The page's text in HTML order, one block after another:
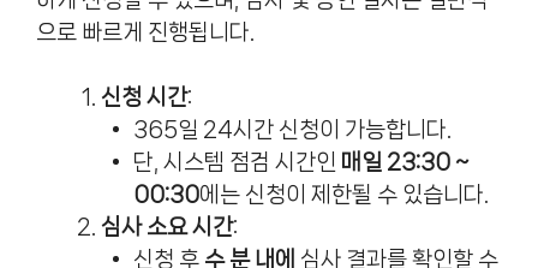
으로 빠르게 진행됩니다.
신청 시간:
365일 24시간 신청이 가능합니다.
단, 시스템 점검 시간인 매일 23:30 ~
00:30에는 신청이 제한될 수 있습니다.
심사 소요 시간:
신청 후 수 분 내에 심사 결과를 확인할 수